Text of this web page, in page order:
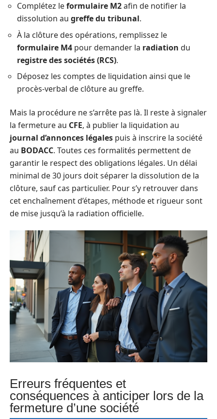
Complétez leformulaire M2afin de notifier la
dissolution au greffe du tribunal.
À la clôture des opérations, remplissez le
formulaire M4 pour demander la radiation du
registre des sociétés (RCS).
Déposez les comptes de liquidation ainsi que le
procès-verbal de clôture au greffe.
Mais la procédure ne s’arrête pas là. Il reste à signaler
la fermeture au CFE, à publier la liquidation au
journal d’annonces légales puis à inscrire la société
au BODACC. Toutes ces formalités permettent de
garantir le respect des obligations légales. Un délai
minimal de 30 jours doit séparer la dissolution de la
clôture, sauf cas particulier. Pour s’y retrouver dans
cet enchaînement d’étapes, méthode et rigueur sont
de mise jusqu’à la radiation officielle.
Erreurs fréquentes et
conséquences à anticiper lors de la
fermeture d’une société